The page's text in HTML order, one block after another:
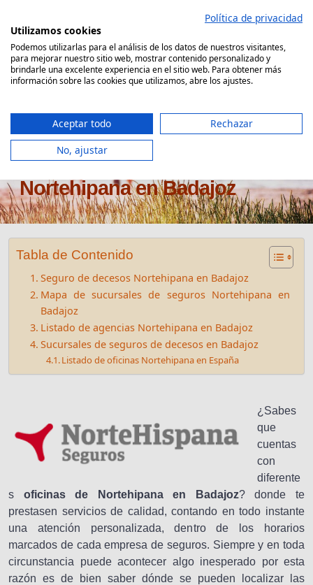
contenido
Comparador Seguro Decesos
Oficinas seguros de decesos
Nortehipana en Badajoz
Tabla de Contenido
Seguro de decesos Nortehipana en Badajoz
Mapa de sucursales de seguros Nortehipana en
Badajoz
Listado de agencias Nortehipana en Badajoz
Sucursales de seguros de decesos en Badajoz
Listado de oficinas Nortehipana en España
¿Sabes
que
cuentas
con
diferente
s oficinas de Nortehipana en Badajoz? donde te
prestasen servicios de calidad, contando en todo instante
una atención personalizada, dentro de los horarios
marcados de cada empresa de seguros. Siempre y en toda
circunstancia puede acontecer algo inesperado por esta
razón es de bien saber dónde se pueden localizar las
Política de privacidad
Utilizamos cookies
Podemos utilizarlas para el análisis de los datos de nuestros visitantes,
para mejorar nuestro sitio web, mostrar contenido personalizado y
brindarle una excelente experiencia en el sitio web. Para obtener más
información sobre las cookies que utilizamos, abre los ajustes.
Aceptar todo
Rechazar
No, ajustar